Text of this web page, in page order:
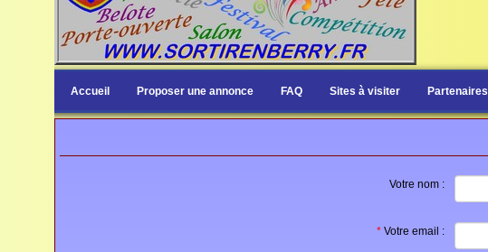
Accueil Proposer une annonce FAQ Sites à visiter Partenaires
Votre nom :
* Votre email :